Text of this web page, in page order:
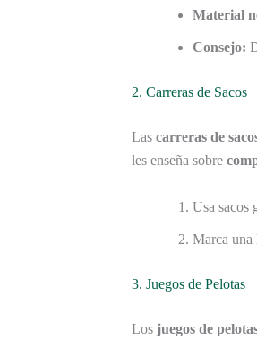
Material
Consejo:
2. Carreras de Sacos
Las carreras de
les enseña sobre
Usa sacos
Marca una
3. Juegos de Pelotas
Los juegos de